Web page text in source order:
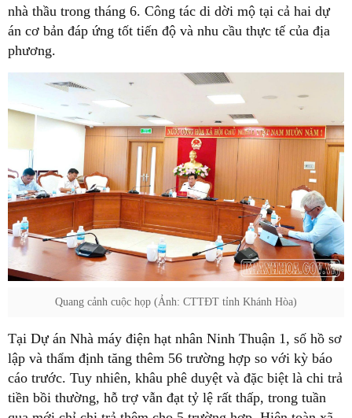
nhà thầu trong tháng 6. Công tác di dời mộ tại cả hai dự
án cơ bản đáp ứng tốt tiến độ và nhu cầu thực tế của địa
phương.
Quang cảnh cuộc họp (Ảnh: CTTĐT tỉnh Khánh Hòa)
Tại Dự án Nhà máy điện hạt nhân Ninh Thuận 1, số hồ sơ
lập và thẩm định tăng thêm 56 trường hợp so với kỳ báo
cáo trước. Tuy nhiên, khâu phê duyệt và đặc biệt là chi trả
tiền bồi thường, hỗ trợ vẫn đạt tỷ lệ rất thấp, trong tuần